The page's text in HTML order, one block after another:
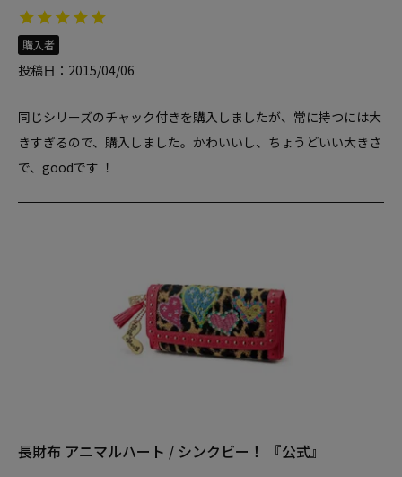
購入者
投稿日 2015/04/06
同じシリーズのチャック付きを購入しましたが、常に持つには大
きすぎるので、購入しました。かわいいし、ちょうどいい大きさ
で、goodです ！
長財布 アニマルハート / シンクビー！ 『公式』